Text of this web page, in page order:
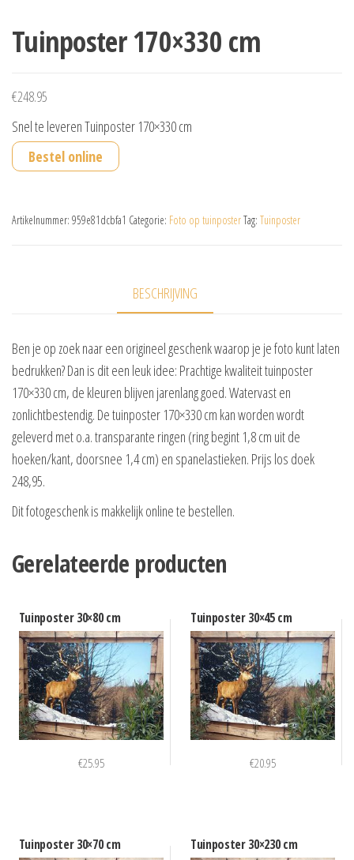
Tuinposter 170×330 cm
€248.95
Snel te leveren Tuinposter 170×330 cm
Bestel online
Artikelnummer: 959e81dcbfa1 Categorie: Foto op tuinposterTag: Tuinposter
BESCHRIJVING
Ben je op zoek naar een origineel geschenk waarop je je foto kunt laten
bedrukken? Dan is dit een leuk idee: Prachtige kwaliteit tuinposter
170×330 cm, de kleuren blijven jarenlang goed. Watervast en
zonlichtbestendig. De tuinposter 170×330 cm kan worden wordt
geleverd met o.a. transparante ringen (ring begint 1,8 cm uit de
hoeken/kant, doorsnee 1,4 cm) en spanelastieken. Prijs los doek
248,95.
Dit fotogeschenk is makkelijk online te bestellen.
Gerelateerde producten
Tuinposter 30×80 cm
€25.95
Tuinposter 30×45 cm
€20.95
Tuinposter 30×70 cm Tuinposter 30×230 cm